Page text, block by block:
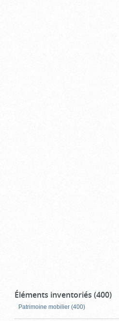
Éléments inventoriés (400)
Patrimoine mobilier (400)